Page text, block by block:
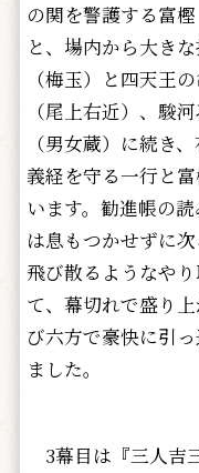
の関を警護する富
と、場内から大き
（梅玉）と四天王
（尾上右近）、駿
（男女蔵）に続き
義経を守る一行と
います。勧進帳の
は息もつかせずに
飛び散るようなや
て、幕切れで盛り
び六方で豪快に引
ました。
3幕目は『三人吉